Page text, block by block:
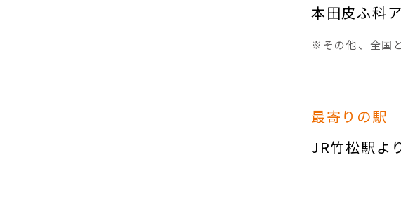
本田皮ふ科
※その他、全国
最寄りの駅
JR竹松駅よ